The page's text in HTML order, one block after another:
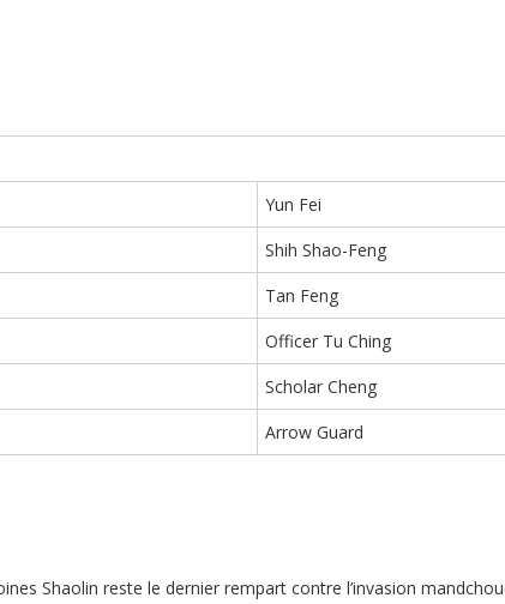
Yun Fei
Shih Shao-Feng
Tan Feng
Officer Tu Ching
Scholar Cheng
Arrow Guard
Shaolin reste le dernier rempart contre l’invasion